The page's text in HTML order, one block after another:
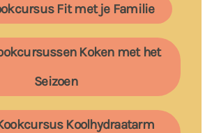
Fit met je Familie
Koken met het
Seizoen
Koolhydraatarm